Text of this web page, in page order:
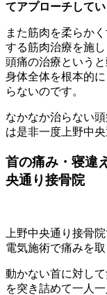
てアプローチしてい
また筋肉を柔らか
する筋肉治療を施し
頭痛の治療という
身体全体を根本的
らないのです。
なかなか治らない
は是非一度上野中
首の痛み・寝違
央通り接骨院
上野中央通り接骨
電気施術で痛みを取
動かない首に対し
を突き詰めて一人